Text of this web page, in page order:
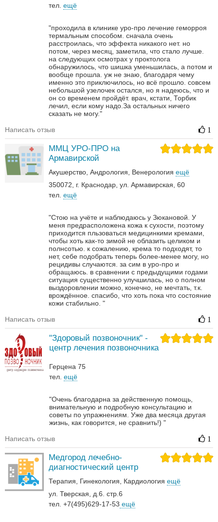
тел. ещё
"проходила в клинике уро-про лечение геморроя
термальным способом. сначала очень
расстроилась, что эффекта никакого нет. но
потом, через месяц, заметила, что стало лучше.
на следующих осмотрах у проктолога
обнаружилось, что шишка уменьшилась, а потом и
вообще прошла. уж не знаю, благодаря чему
именно это приключилось, но всё прошло. совсем
небольшой узелочек остался, но я надеюсь, что и
он со временем пройдёт. врач, кстати, Торбик
лечил, если кому надо.За остальных ничего
сказать не могу."
Написать отзыв 1
ММЦ УРО-ПРО на
Армавирской
Акушерство Андрология‎ Венерология‎ ещё
350072, г. Краснодар, ул. Армавирская, 60
тел. ещё
"Стою на учёте и наблюдаюсь у Зюкановой. У
меня предрасположена кожа к сухости, поэтому
приходится пльзоваться медицинкими кремами,
чтобы хоть как-то зимой не облазить целиком и
полнсотью. к сожалению, крема то подходят, то
нет, себе подобрать теперь более-менее могу, но
рецидивы случаются. за сим в уро-про и
обращаюсь. в сравнении с предыдущими годами
ситуация существенно улучшилась, но о полном
выздоровлении можно, конечно, не мечтать, т.к.
врождённое. спасибо, что хоть пока что состояние
кожи стабильно. "
Написать отзыв 1
"Здоровый позвоночник" -
центр лечения позвоночника
Герцена 75
тел.ещё
"Очень благодарна за действенную помощь,
внимательную и подробную консультацию и
советы по упражнениям. Уже два месяца другая
жизнь, как говорится, не сравнить!) "
Написать отзыв 1
Медгород лечебно-
диагностический центр
Терапия Гинекология Кардиология ещё
ул. Тверская, д.6. стр.6
тел. +7(495)629-17-53 ещё